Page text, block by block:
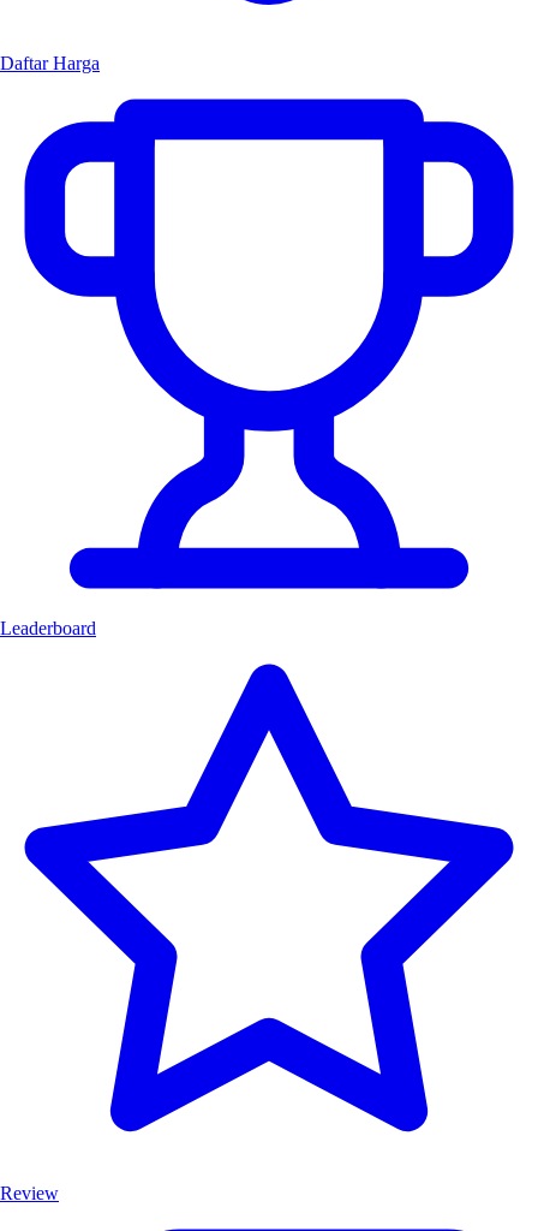
Daftar Harga
Leaderboard
Review